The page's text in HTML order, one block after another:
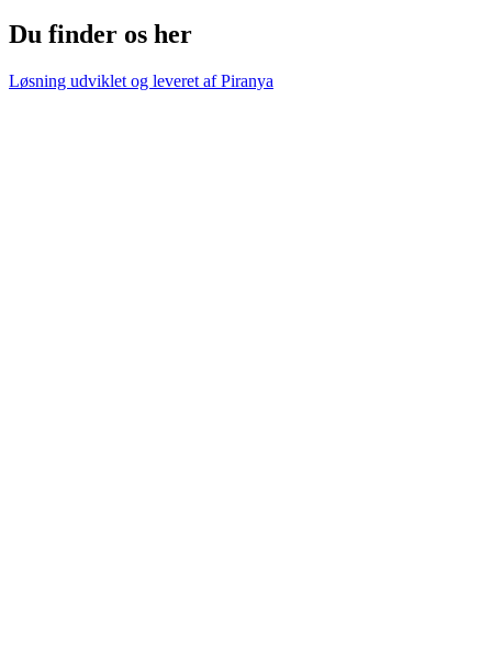
Du finder os her
Løsning udviklet og leveret afPiranya